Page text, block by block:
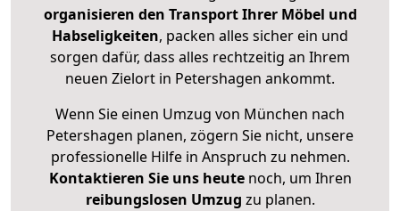
organisieren den Transport Ihrer Möbel und
Habseligkeiten, packen alles sicher ein und
sorgen dafür, dass alles rechtzeitig an Ihrem
neuen Zielort in Petershagen ankommt.
Wenn Sie einen Umzug von München nach
Petershagen planen, zögern Sie nicht, unsere
professionelle Hilfe in Anspruch zu nehmen.
Kontaktieren Sie uns heutenoch, um Ihren
reibungslosen Umzug zu planen.